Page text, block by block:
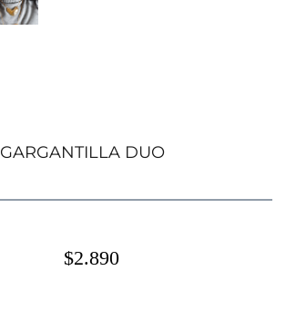
GARGANTILLA DUO
$2.890